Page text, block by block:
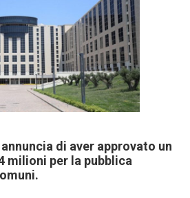
di aver approvato un
milioni per la pubblica